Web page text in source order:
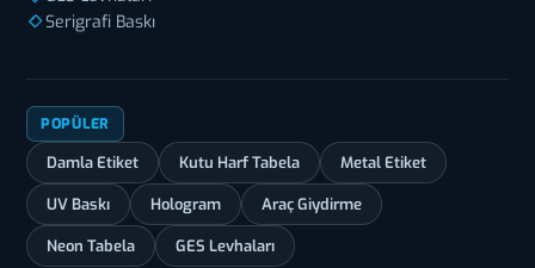
Serigrafi Baskı
POPÜLER
Damla Etiket Kutu Harf Tabela Metal Etiket
UV Baskı Hologram Araç Giydirme
Neon Tabela GES Levhaları